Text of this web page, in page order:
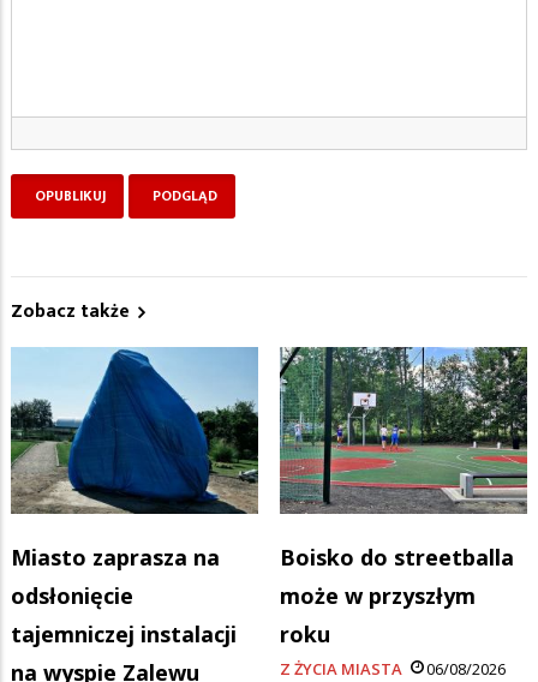
Zobacz także
Miasto zaprasza na
odsłonięcie
tajemniczej instalacji
na wyspie Zalewu
Boisko do streetballa
może w przyszłym
roku
Z ŻYCIA MIASTA 06/08/2026